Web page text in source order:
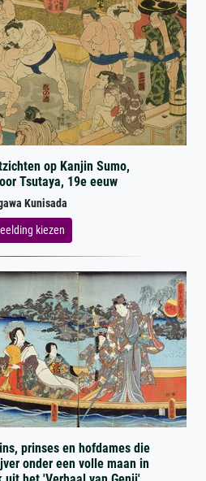
op Kanjin Sumo,
Tsutaya, 19e eeuw
Kunisada
kiezen
prinses en hofdames die
onder een volle maan in